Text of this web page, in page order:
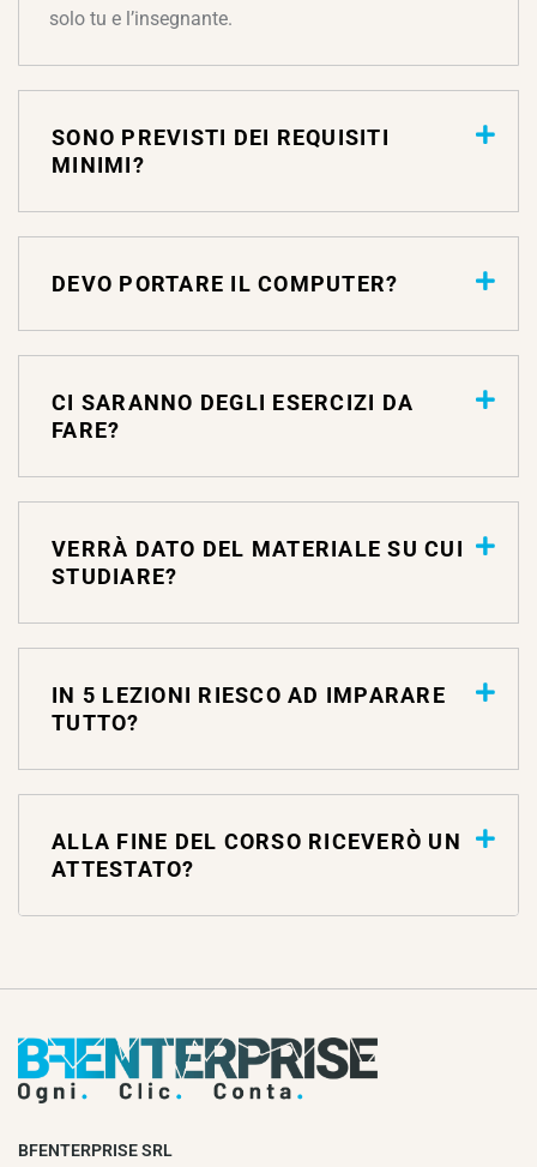
solo tu e l’insegnante.
SONO PREVISTI DEI REQUISITI
MINIMI?
DEVO PORTARE IL COMPUTER?
CI SARANNO DEGLI ESERCIZI DA
FARE?
VERRÀ DATO DEL MATERIALE SU CUI
STUDIARE?
IN 5 LEZIONI RIESCO AD IMPARARE
TUTTO?
ALLA FINE DEL CORSO RICEVERÒ UN
ATTESTATO?
BFENTERPRISE SRL